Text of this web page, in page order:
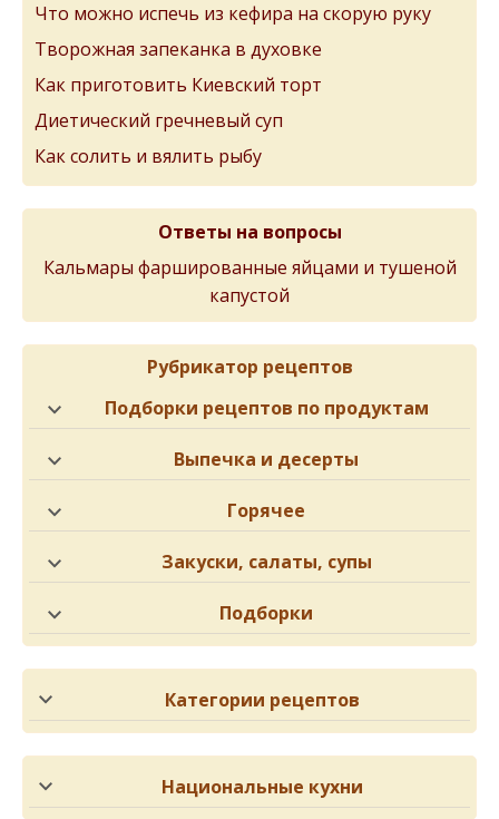
Что можно испечь из кефира на скорую руку
Творожная запеканка в духовке
Как приготовить Киевский торт
Диетический гречневый суп
Как солить и вялить рыбу
Ответы на вопросы
Кальмары фаршированные яйцами и тушеной
капустой
Рубрикатор рецептов
Подборки рецептов по продуктам
Выпечка и десерты
Горячее
Закуски, салаты, супы
Подборки
Категории рецептов
Национальные кухни